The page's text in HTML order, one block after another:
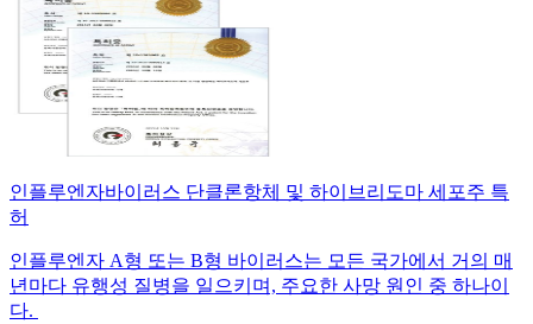
인플루엔자바이러스 단클론항체 및 하이브리도마 세포주 특
허
인플루엔자 A형 또는 B형 바이러스는 모든 국가에서 거의 매
년마다 유행성 질병을 일으키며, 주요한 사망 원인 중 하나이
다.